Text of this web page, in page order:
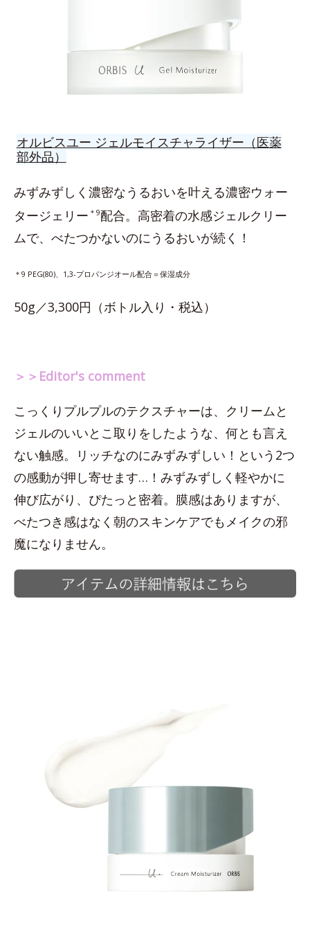
オルビスユー ジェルモイスチャライザー（医薬
部外品）
みずみずしく濃密なうるおいを叶える濃密ウォー
タージェリー ＊9配合。高密着の水感ジェルクリー
ムで、べたつかないのにうるおいが続く！
＊9 PEG(80)、1,3-プロパンジオール配合＝保湿成分
50g／3,300円（ボトル入り・税込）
＞＞Editor's comment
こっくりプルプルのテクスチャーは、クリームと
ジェルのいいとこ取りをしたような、何とも言え
ない触感。リッチなのにみずみずしい！という2つ
の感動が押し寄せます…！みずみずしく軽やかに
伸び広がり、ぴたっと密着。膜感はありますが、
べたつき感はなく朝のスキンケアでもメイクの邪
魔になりません。